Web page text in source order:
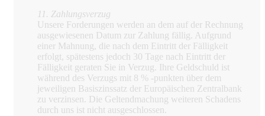
11. Zahlungsverzug
Unsere Forderungen werden an dem auf der Rechnung
ausgewiesenen Datum zur Zahlung fällig. Aufgrund
einer Mahnung, die nach dem Eintritt der Fälligkeit
erfolgt, spätestens jedoch 30 Tage nach Eintritt der
Fälligkeit geraten Sie in Verzug. Ihre Geldschuld ist
während des Verzugs mit 8 % -punkten über dem
jeweiligen Basiszinssatz der Europäischen Zentralbank
zu verzinsen. Die Geltendmachung weiteren Schadens
durch uns ist nicht ausgeschlossen.